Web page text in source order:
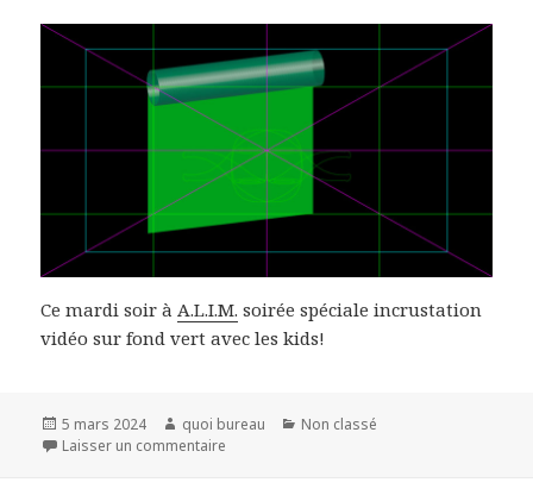
Ce mardi soir à A.L.I.M. soirée spéciale incrustation
vidéo sur fond vert avec les kids!
Publié
le
5 mars 2024 Auteur
quoi bureau Catégories
Non classé
Laisser un commentaire